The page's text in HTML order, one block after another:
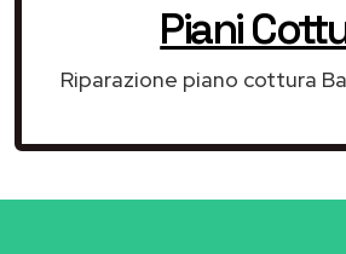
Piani
Riparazione piano cottura